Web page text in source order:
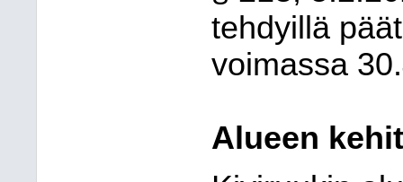
tehdyillä
voimassa
Alueen